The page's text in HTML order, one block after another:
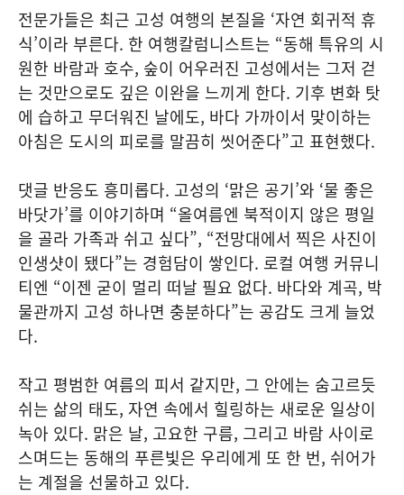
전문가들은 최근 고성 여행의 본질을 ‘자연 회귀적 휴
식’이라 부른다. 한 여행칼럼니스트는 “동해 특유의 시
원한 바람과 호수, 숲이 어우러진 고성에서는 그저 걷
는 것만으로도 깊은 이완을 느끼게 한다. 기후 변화 탓
에 습하고 무더워진 날에도, 바다 가까이서 맞이하는
아침은 도시의 피로를 말끔히 씻어준다”고 표현했다.
댓글 반응도 흥미롭다. 고성의 ‘맑은 공기’와 ‘물 좋은
바닷가’를 이야기하며 “올여름엔 북적이지 않은 평일
을 골라 가족과 쉬고 싶다”, “전망대에서 찍은 사진이
인생샷이 됐다”는 경험담이 쌓인다. 로컬 여행 커뮤니
티엔 “이젠 굳이 멀리 떠날 필요 없다. 바다와 계곡, 박
물관까지 고성 하나면 충분하다”는 공감도 크게 늘었
다.
작고 평범한 여름의 피서 같지만, 그 안에는 숨고르듯
쉬는 삶의 태도, 자연 속에서 힐링하는 새로운 일상이
녹아 있다. 맑은 날, 고요한 구름, 그리고 바람 사이로
스며드는 동해의 푸른빛은 우리에게 또 한 번, 쉬어가
는 계절을 선물하고 있다.